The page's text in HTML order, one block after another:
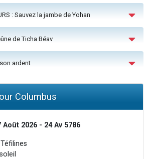
: Sauvez la jambe de Yohan
de Ticha Béav
ardent
Columbus
Août 2026 - 24 Av 5786